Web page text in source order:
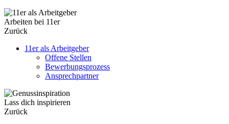
Arbeiten bei 11er
Zurück
11er als Arbeitgeber
Offene Stellen
Bewerbungsprozess
Ansprechpartner
Lass dich inspirieren
Zurück